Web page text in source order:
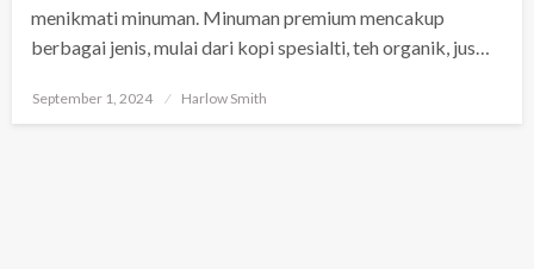
menikmati minuman. Minuman premium mencakup
berbagai jenis, mulai dari kopi spesialti, teh organik, jus…
Posted
September 1, 2024 Harlow Smith